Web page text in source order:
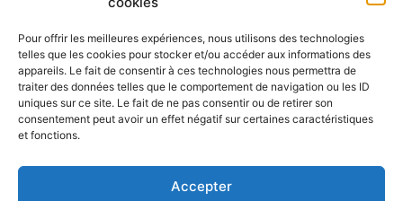
Pour offrir les meilleures expériences, nous utilisons des technologies
telles que les cookies pour stocker et/ou accéder aux informations des
appareils. Le fait de consentir à ces technologies nous permettra de
traiter des données telles que le comportement de navigation ou les ID
uniques sur ce site. Le fait de ne pas consentir ou de retirer son
consentement peut avoir un effet négatif sur certaines caractéristiques
et fonctions.
Accepter
ACCESSIBILITÉ
POLITIQUE DE COOKIES (UE)